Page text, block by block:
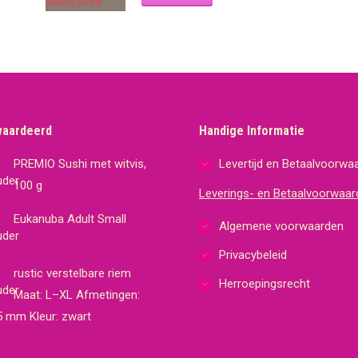
PREMIO Sushi met witvis,
100 g
Eukanuba Adult Small
rustic verstelbare riem
Maat: L–XL Afmetingen:
mm Kleur: zwart
Handige Informatie
Levertijd en
Leverings- en
Algemene voorwaarden
Privacybeleid
Herroepingsrecht